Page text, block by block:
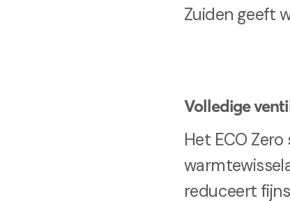
Zuiden geeft
Volledige
Het ECO
reduceert